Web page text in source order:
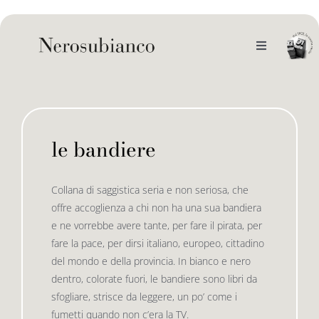
to
Toggle
il catalogo
le bandiere le bandiere in verticale
le drizze
e-book
le bandiere
Collana di saggistica seria e non seriosa, che
offre accoglienza a chi non ha una sua bandiera
e ne vorrebbe avere tante, per fare il pirata, per
fare la pace, per dirsi italiano, europeo, cittadino
del mondo e della provincia. In bianco e nero
dentro, colorate fuori, le bandiere sono libri da
sfogliare, strisce da leggere, un po’ come i
fumetti quando non c’era la TV.